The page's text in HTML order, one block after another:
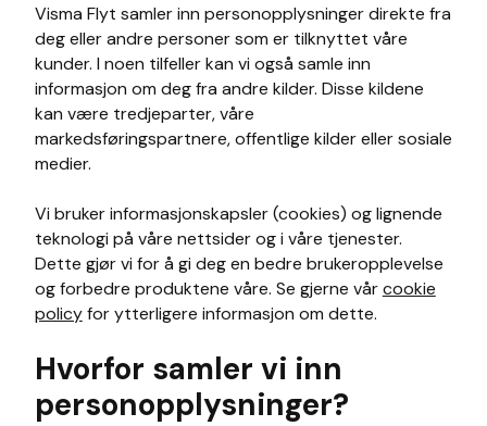
Visma Flyt samler inn personopplysninger direkte fra
deg eller andre personer som er tilknyttet våre
kunder. I noen tilfeller kan vi også samle inn
informasjon om deg fra andre kilder. Disse kildene
kan være tredjeparter, våre
markedsføringspartnere, offentlige kilder eller sosiale
medier.
Vi bruker informasjonskapsler (cookies) og lignende
teknologi på våre nettsider og i våre tjenester.
Dette gjør vi for å gi deg en bedre brukeropplevelse
og forbedre produktene våre. Se gjerne vårcookie
policyfor ytterligere informasjon om dette.
Hvorfor samler vi inn
personopplysninger?